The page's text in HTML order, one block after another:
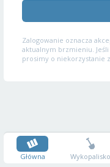
Zalogowanie oznacza
aktualnym brzmieniu.
prosimy o niekorzystanie
Główna Wykopalisko